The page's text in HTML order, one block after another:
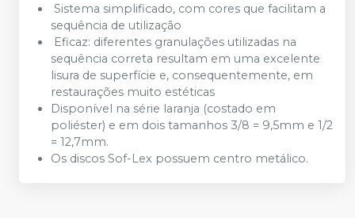
Sistema simplificado, com cores que facilitam a
sequência de utilização
Eficaz: diferentes granulações utilizadas na
sequência correta resultam em uma excelente
lisura de superfície e, consequentemente, em
restaurações muito estéticas
Disponível na série laranja (costado em
poliéster) e em dois tamanhos 3/8 = 9,5mm e 1/2
= 12,7mm.
Os discos Sof-Lex possuem centro metálico.